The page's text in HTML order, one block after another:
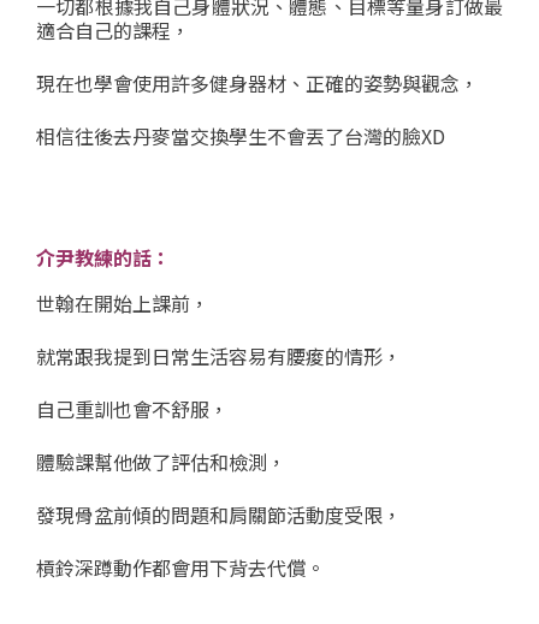
一切都根據我自己身體狀況、體態、目標等量身訂做最
適合自己的課程，
現在也學會使用許多健身器材、正確的姿勢與觀念，
相信往後去丹麥當交換學生不會丟了台灣的臉XD
介尹教練的話：
世翰在開始上課前，
就常跟我提到日常生活容易有腰痠的情形，
自己重訓也會不舒服，
體驗課幫他做了評估和檢測，
發現骨盆前傾的問題和肩關節活動度受限，
槓鈴深蹲動作都會用下背去代償。